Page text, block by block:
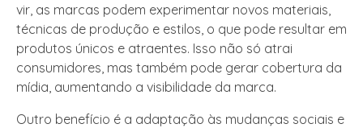
vir, as marcas podem experimentar novos materiais,
técnicas de produção e estilos, o que pode resultar em
produtos únicos e atraentes. Isso não só atrai
consumidores, mas também pode gerar cobertura da
mídia, aumentando a visibilidade da marca.
Outro benefício é a adaptação às mudanças sociais e